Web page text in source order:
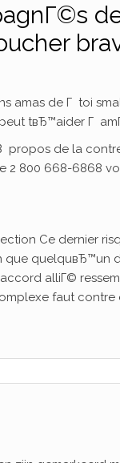
amas de Г toi
tвЂ™aider Г
propos de la
2 800 668-6868
Ce dernier
que
alliГ©
faut